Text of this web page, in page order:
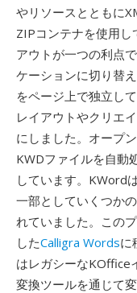
やリソースとともに
ZIPコンテナを使用
アウトが一つの利点
ケーションに切り替
をページ上で独立し
レイアウトやクリエ
にしました。オープ
KWDファイルを自動
しています。KWord
一部としていくつか
れていました。この
したCalligra Wordsに
はレガシーなKOffice
変換ツールを通じて変